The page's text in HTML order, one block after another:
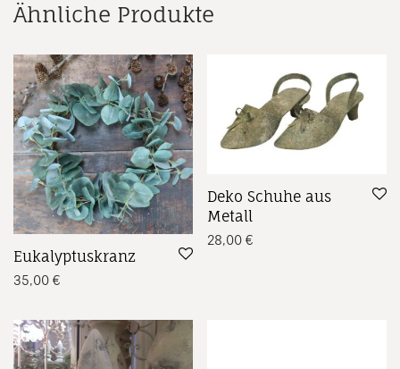
Ähnliche Produkte
Eukalyptuskranz
35,00 €
Deko Schuhe aus
Metall
28,00 €